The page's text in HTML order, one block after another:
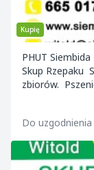
Kupię
PHUT
Skup Rzepaku
zbiorów.
Do uzgodnienia